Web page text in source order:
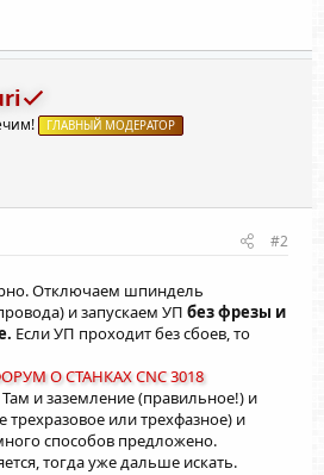
ГЛАВНЫЙ МОДЕРАТОР
#2
Отключаем шпиндель
и запускаем УП без фрезы и
Если УП проходит без сбоев, то
О СТАНКАХ CNC 3018
и заземление (правильное!) и
трехразовое или трехфазное) и
способов предложено.
тогда уже дальше искать.